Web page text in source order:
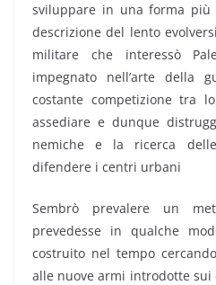
sviluppare in una forma più
descrizione del lento
militare che interessò
impegnato nell’arte della
costante competizione tra
assediare e dunque
nemiche e la ricerca
difendere i centri urbani
Sembrò prevalere un
prevedesse in qualche
costruito nel tempo
alle nuove armi introdotte